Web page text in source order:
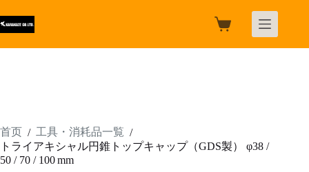
过
内
容
购
首页 / 工具・消耗品一覧 /
トライアキシャル円錐トップキャップ（GDS製） φ38 /
50 / 70 / 100 mm